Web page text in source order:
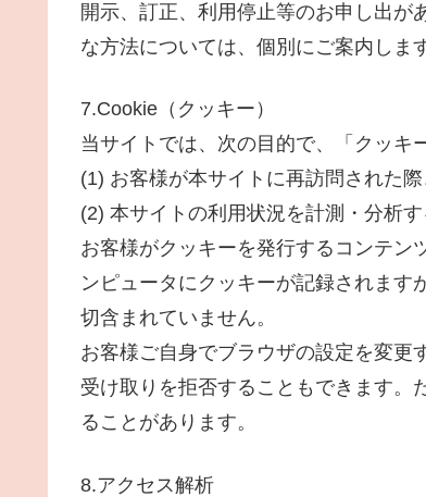
開示、訂正、利用停止等のお申し出が
な方法については、個別にご案内しま
7.Cookie（クッキー）
当サイトでは、次の目的で、「クッキ
(1) お客様が本サイトに再訪問された
(2) 本サイトの利用状況を計測・分析
お客様がクッキーを発行するコンテン
ンピュータにクッキーが記録されます
切含まれていません。
お客様ご自身でブラウザの設定を変更
受け取りを拒否することもできます。
ることがあります。
8.アクセス解析